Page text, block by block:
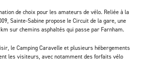
de choix pour les amateurs de vélo. Reliée à la
Sainte-Sabine propose le Circuit de la gare, une
sur chemins asphaltés qui passe par Farnham.
le Camping Caravelle et plusieurs hébergements
les visiteurs, avec notamment des forfaits vélo